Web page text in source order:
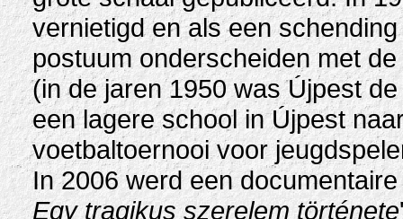
vernietigd en als een
postuum onderscheiden met
(in de jaren 1950 was Újpest
een lagere school in Újpest
voetbaltoernooi voor
In 2006 werd een
Egy tragikus szerelem története